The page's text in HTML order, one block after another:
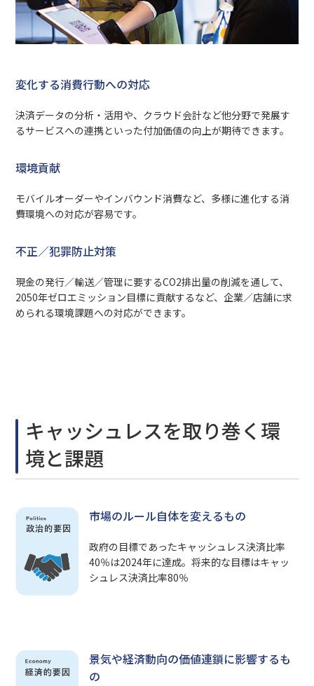
変化する消費行動への対応
決済データの分析・活用や、クラウド会計など他分野で発展す
るサービスへの連携といった付加価値の向上が期待できます。
環境貢献
モバイルオーダーやインバウンド消費など、多様に進化する消
費環境への対応が容易です。
不正／犯罪防止対策
現金の発行／輸送／管理に要するCO2排出量の削減を通して、
2050年ゼロエミッション目標に貢献するなど、企業／店舗に求
められる環境課題への対応ができます。
キャッシュレスを取り巻く環
境と課題
市場のルール自体を変えるもの
政府の目標であったキャッシュレス決済比率
40％は2024年に達成。将来的な目標はキャッ
シュレス決済比率80％
景気や経済動向の価値連鎖に影響するも
の